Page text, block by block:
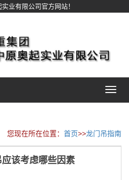
业有限公司官方网站！
Toggle
您现在所在位置： 首页>>龙门吊指南
该考虑哪些因素